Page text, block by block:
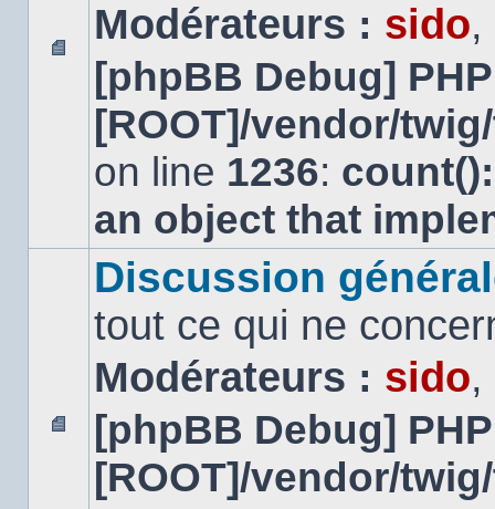
Aucun
message
non
Modérateurs : sido,
[phpBB Debug]
[ROOT]/vendor/
on line 1236:
an object that
Aucun
message
non
Discussion
tout ce qui ne
Modérateurs : sido,
[phpBB Debug]
[ROOT]/vendor/